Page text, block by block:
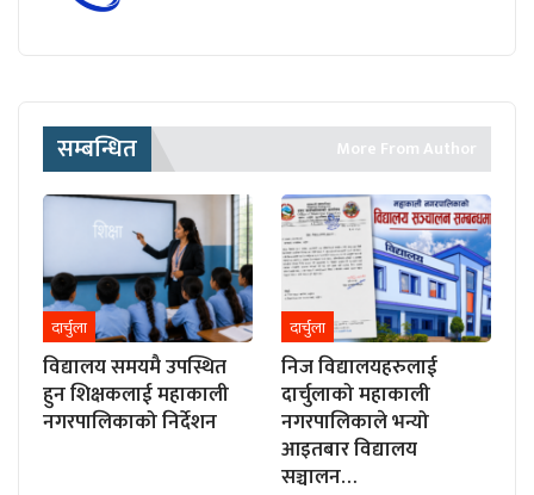
सम्बन्धित More From Author
दार्चुला
विद्यालय समयमै उपस्थित
हुन शिक्षकलाई महाकाली
नगरपालिकाको निर्देशन
दार्चुला
निज विद्यालयहरुलाई
दार्चुलाको महाकाली
नगरपालिकाले भन्यो
आइतबार विद्यालय
सञ्चालन…